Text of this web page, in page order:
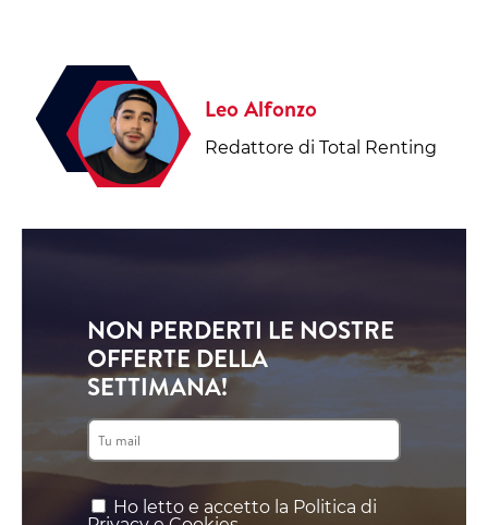
Leo Alfonzo
Redattore di Total Renting
NON PERDERTI LE NOSTRE
OFFERTE DELLA
SETTIMANA!
Ho letto e accetto la Politica di